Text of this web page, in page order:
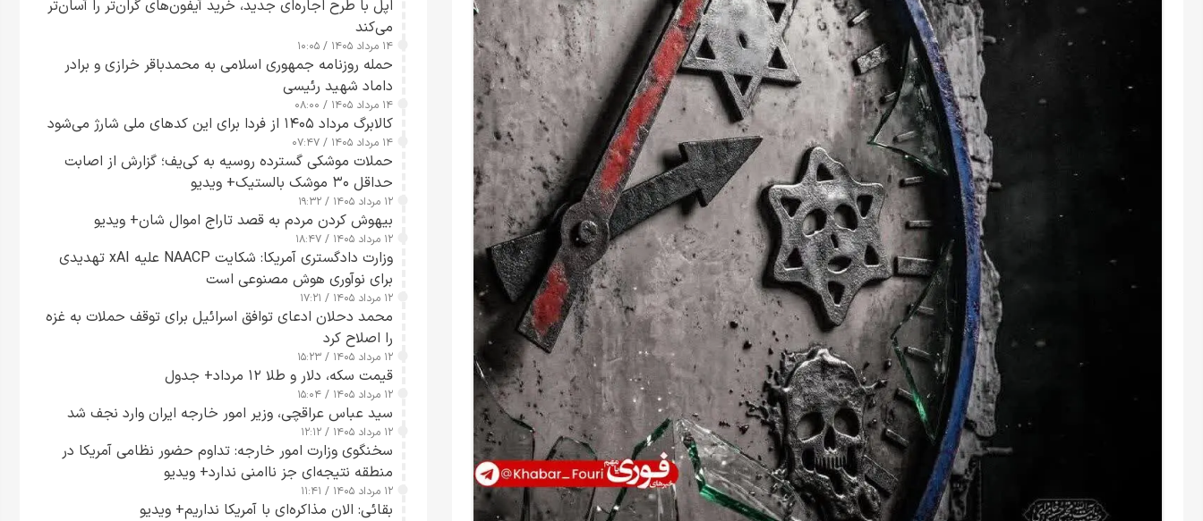
اپل با طرح اجاره‌ای جدید، خرید آیفون‌های گران‌تر را آسان‌تر
می‌کند
۱۴ مرداد ۱۴۰۵ / ۱۰:۰۵
حمله روزنامه جمهوری اسلامی به محمدباقر خرازی و برادر
داماد شهید رئیسی
۱۴ مرداد ۱۴۰۵ / ۰۸:۰۰
کالابرگ مرداد ۱۴۰۵ از فردا برای این کدهای ملی شارژ می‌شود
۱۴ مرداد ۱۴۰۵ / ۰۷:۴۷
حملات موشکی گسترده روسیه به کی‌یف؛ گزارش از اصابت
حداقل ۳۰ موشک بالستیک+ ویدیو
۱۲ مرداد ۱۴۰۵ / ۱۹:۳۲
بیهوش کردن مردم به قصد تاراج اموال شان+ ویدیو
۱۲ مرداد ۱۴۰۵ / ۱۸:۴۷
وزارت دادگستری آمریکا: شکایت NAACP علیه xAI تهدیدی
برای نوآوری هوش مصنوعی است
۱۲ مرداد ۱۴۰۵ / ۱۷:۲۱
محمد دحلان ادعای توافق اسرائیل برای توقف حملات به غزه
را اصلاح کرد
۱۲ مرداد ۱۴۰۵ / ۱۵:۲۳
قیمت سکه، دلار و طلا ۱۲ مرداد+ جدول
۱۲ مرداد ۱۴۰۵ / ۱۵:۰۴
سید عباس عراقچی، وزیر امور خارجه ایران وارد نجف شد
۱۲ مرداد ۱۴۰۵ / ۱۲:۱۲
سخنگوی وزارت امور خارجه: تداوم حضور نظامی آمریکا در
منطقه نتیجه‌ای جز ناامنی ندارد+ ویدیو
۱۲ مرداد ۱۴۰۵ / ۱۱:۴۱
بقائی: الان مذاکره‌ای با آمریکا نداریم+ ویدیو